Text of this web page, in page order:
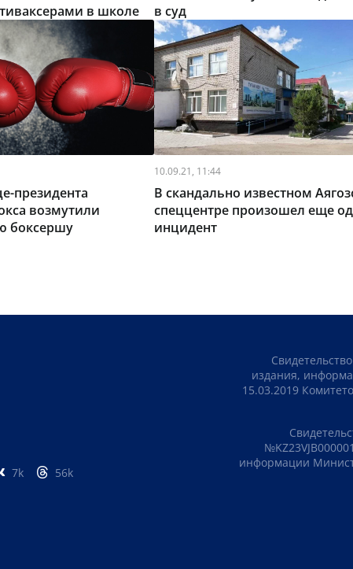
в школе
в суд
президента
возмутили
боксершу
10.09.21, 11:44
В скандально известном
спеццентре произошел еще
инцидент
7k 56k
издания,
15.03.2019
информации